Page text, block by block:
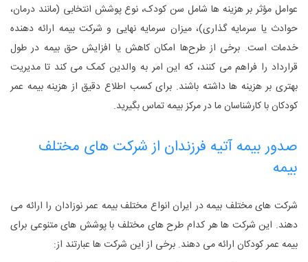
عوامل مؤثر بر هزینه‌ ها شامل سن کودک، نوع پوشش انتخابی (مانند درمان،
حوادث یا سرمایه‌ گذاری)، میزان سرمایه نهایی و شرکت بیمه ارائه‌ دهنده
خدمات است. برخی از طرح‌ها امکان کاهش یا افزایش حق بیمه در طول
قرارداد را فراهم می‌ کنند، که این امر به والدین کمک می ‌کند تا مدیریت
بهتری بر هزینه ‌ها داشته باشند. برای کسب اطلاع دقیق از هزینه بیمه عمر
کودکان با کارشناسان ما در مرکز بیمه تماس بگیرید.
صدور بیمه آتیه فرزندان از شرکت های مختلف
بیمه
شرکت ‌های مختلف بیمه در ایران انواع مختلف بیمه عمر نوزادان را ارائه می
‌دهند. این شرکت ‌ها هر کدام طرح‌ های مختلف با پوشش‌ های متنوعی برای
بیمه عمر کودکان ارائه می ‌دهند. برخی از این شرکت ‌ها عبارتند از: